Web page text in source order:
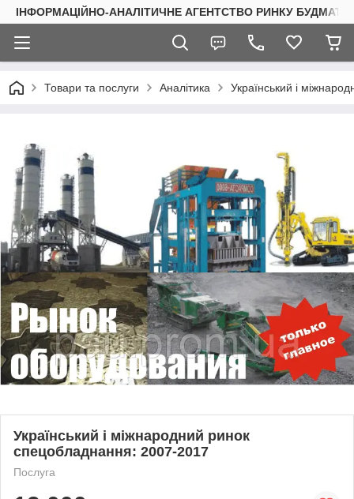
ІНФОРМАЦІЙНО-АНАЛІТИЧНЕ АГЕНТСТВО РИНКУ
Товари та послуги Аналітика Український і
Український і міжнародний ринок
спецобладнання: 2007-2017
Послуга